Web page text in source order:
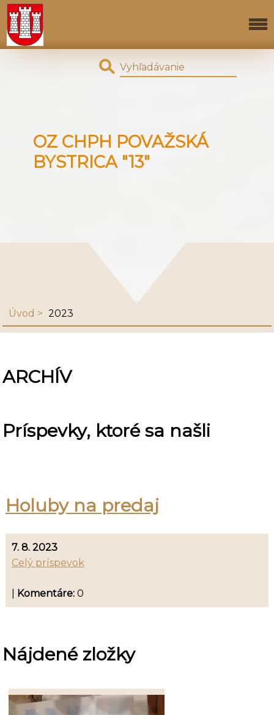
OZ CHPH POVAŽSKÁ
BYSTRICA "13"
Úvod 2023
ARCHÍV
Príspevky, ktoré sa našli
Holuby na predaj
7. 8. 2023
Celý príspevok
Komentáre: 0
Nájdené zložky